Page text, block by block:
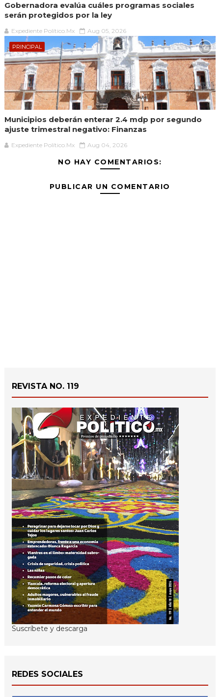
Gobernadora evalúa cuáles programas sociales
serán protegidos por la ley
Expediente Político.Mx Aug 05, 2026
PRINCIPAL
Municipios deberán enterar 2.4 mdp por segundo
ajuste trimestral negativo: Finanzas
Expediente Político.Mx Aug 04, 2026
NO HAY COMENTARIOS:
PUBLICAR UN COMENTARIO
REVISTA NO. 119
Suscríbete y descarga
REDES SOCIALES